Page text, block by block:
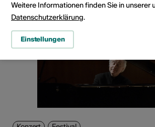
Weitere Informationen finden Sie in unserer
Datenschutzerklärung.
Einstellungen